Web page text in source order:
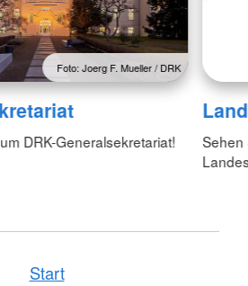
Foto: Joerg F. Mueller / DRK
DRK-Generalsekretariat!
Sehen
Start